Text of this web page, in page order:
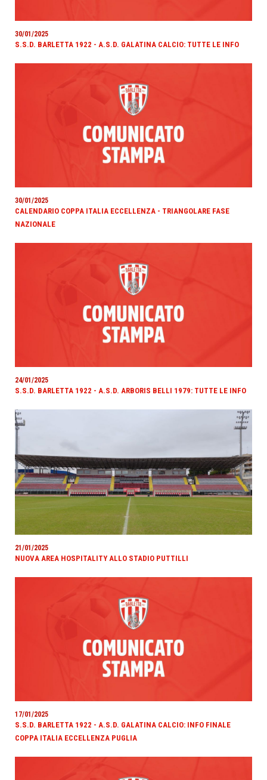
30/01/2025
S.S.D. BARLETTA 1922 - A.S.D. GALATINA CALCIO: TUTTE LE INFO
30/01/2025
CALENDARIO COPPA ITALIA ECCELLENZA - TRIANGOLARE FASE
NAZIONALE
24/01/2025
S.S.D. BARLETTA 1922 - A.S.D. ARBORIS BELLI 1979: TUTTE LE INFO
21/01/2025
NUOVA AREA HOSPITALITY ALLO STADIO PUTTILLI
17/01/2025
S.S.D. BARLETTA 1922 - A.S.D. GALATINA CALCIO: INFO FINALE
COPPA ITALIA ECCELLENZA PUGLIA